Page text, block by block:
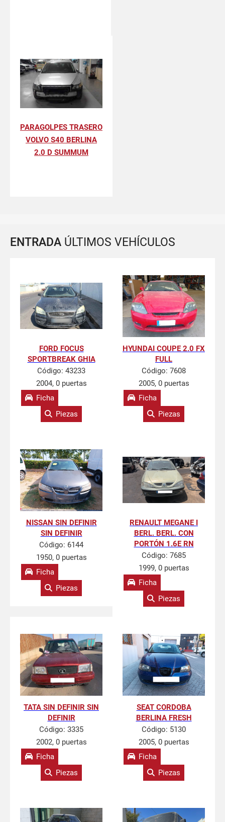
PARAGOLPES TRASERO
VOLVO S40 BERLINA
2.0 D SUMMUM
ENTRADA ÚLTIMOS VEHÍCULOS
FORD FOCUS
SPORTBREAK GHIA
Código: 43233
2004, 0 puertas
Ficha
Piezas
HYUNDAI COUPE 2.0 FX
FULL
Código: 7608
2005, 0 puertas
Ficha
Piezas
NISSAN SIN DEFINIR
SIN DEFINIR
Código: 6144
1950, 0 puertas
Ficha
Piezas
RENAULT MEGANE I
BERL. BERL. CON
PORTÓN 1.6E RN
Código: 7685
1999, 0 puertas
Ficha
Piezas
TATA SIN DEFINIR SIN
DEFINIR
Código: 3335
2002, 0 puertas
Ficha
Piezas
SEAT CORDOBA
BERLINA FRESH
Código: 5130
2005, 0 puertas
Ficha
Piezas